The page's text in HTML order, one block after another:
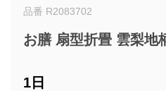
品番 R2083702
お膳 扇型折畳 雲梨地
1日